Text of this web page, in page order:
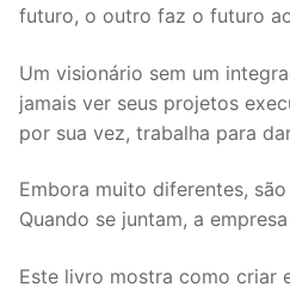
futuro, o outro faz o futuro
Um visionário sem um
jamais ver seus projetos
por sua vez, trabalha para
Embora muito diferentes,
Quando se juntam, a
Este livro mostra como criar